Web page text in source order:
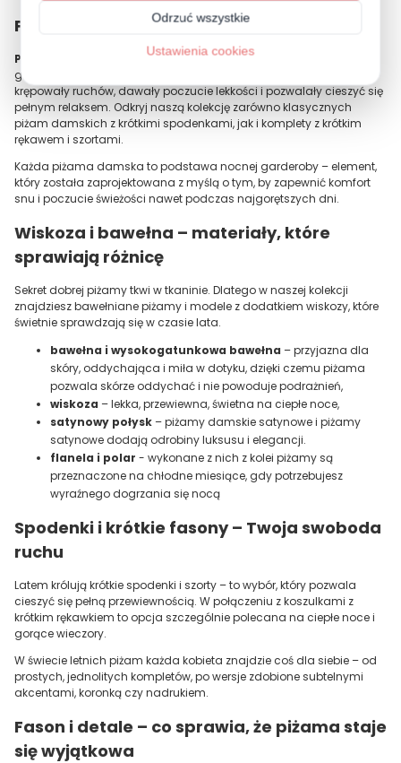
Piżama damska letnia – lekkość i komfort
Piżama damska na krótki rękaw tomust-have
garderoby. To modele, które zostały zaprojektowane tak, aby nie
krępowały ruchów, dawały poczucie lekkości i pozwalały cieszyć się
pełnym relaksem. Odkryj naszą kolekcję zarówno klasycznych
piżam damskich z krótkimi spodenkami, jak i komplety z krótkim
rękawem i szortami.
Każda piżama damska to podstawa nocnej garderoby – element,
który została zaprojektowana z myślą o tym, by zapewnić komfort
snu i poczucie świeżości nawet podczas najgorętszych dni.
Wiskoza i bawełna – materiały, które
sprawiają różnicę
Sekret dobrej piżamy tkwi w tkaninie. Dlatego w naszej kolekcji
znajdziesz bawełniane piżamy i modele z dodatkiem wiskozy, które
świetnie sprawdzają się w czasie lata.
bawełna i wysokogatunkowa bawełna – przyjazna dla
skóry, oddychająca i miła w dotyku, dzięki czemu piżama
pozwala skórze oddychać i nie powoduje podrażnień,
wiskoza – lekka, przewiewna, świetna na ciepłe noce,
satynowy połysk – piżamy damskie satynowe i piżamy
satynowe dodają odrobiny luksusu i elegancji.
flanela i polar - wykonane z nich z kolei piżamy są
przeznaczone na chłodne miesiące, gdy potrzebujesz
wyraźnego dogrzania się nocą
Spodenki i krótkie fasony – Twoja swoboda
ruchu
Latem królują krótkie spodenki i szorty – to wybór, który pozwala
cieszyć się pełną przewiewnością. W połączeniu z koszulkami z
krótkim rękawkiem to opcja szczególnie polecana na ciepłe noce i
gorące wieczory.
W świecie letnich piżam każda kobieta znajdzie coś dla siebie – od
prostych, jednolitych kompletów, po wersje zdobione subtelnymi
akcentami, koronką czy nadrukiem.
Fason i detale – co sprawia, że piżama staje
się wyjątkowa